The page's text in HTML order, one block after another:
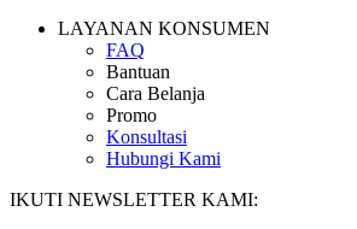
LAYANAN KONSUMEN
FAQ
Bantuan
Cara Belanja
Promo
Konsultasi
Hubungi Kami
IKUTI NEWSLETTER KAMI: